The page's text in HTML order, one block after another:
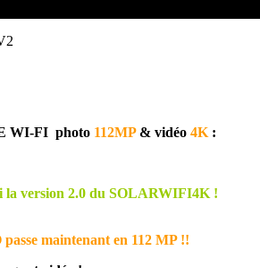
WI-FI photo 112MP& vidéo 4K :
la version 2.0 du SOLARWIFI4K !
maintenant en 112 MP !!